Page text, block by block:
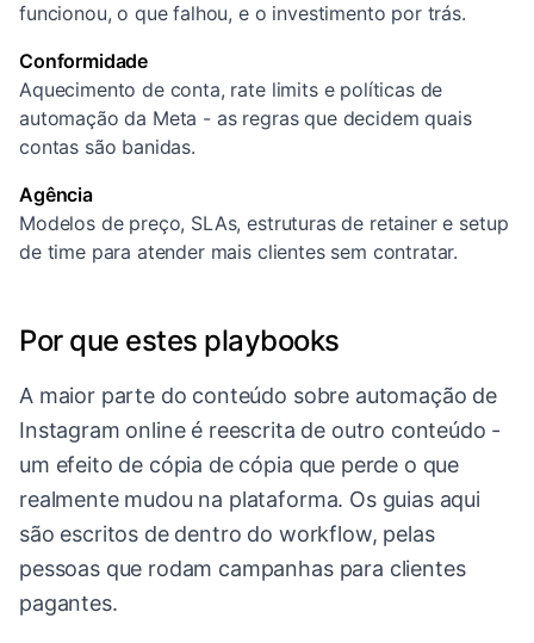
funcionou, o que falhou, e o investimento por trás.
Conformidade
Aquecimento de conta, rate limits e políticas de
automação da Meta - as regras que decidem quais
contas são banidas.
Agência
Modelos de preço, SLAs, estruturas de retainer e setup
de time para atender mais clientes sem contratar.
Por que estes playbooks
A maior parte do conteúdo sobre automação de
Instagram online é reescrita de outro conteúdo -
um efeito de cópia de cópia que perde o que
realmente mudou na plataforma. Os guias aqui
são escritos de dentro do workflow, pelas
pessoas que rodam campanhas para clientes
pagantes.